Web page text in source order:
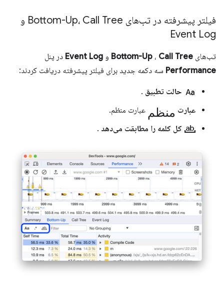
فیلتر پیشرفته در تب‌های Bottom-Up، Call Tree و
Event Log
تب‌های Bottom-Up ، Call Tree و Event Log در پنل
Performance سه دکمه جدید برای فیلتر پیشرفته دریافت کردند:
match_case حالت تطبیق .
عبارت منظم عبارت منظم.
match_word کل کلمه را مطابقت می‌دهد .